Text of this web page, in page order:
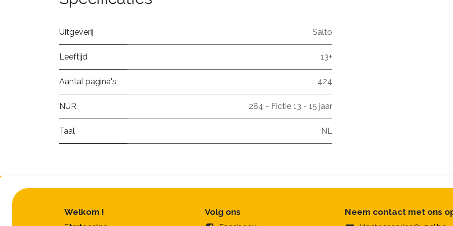
Uitgeverij Salto
Leeftijd 13+
Aantal pagina's 424
NUR 284 - Fictie 13 - 15 jaar
Taal NL
Welkom ! Neem contact met ons
Volg ons